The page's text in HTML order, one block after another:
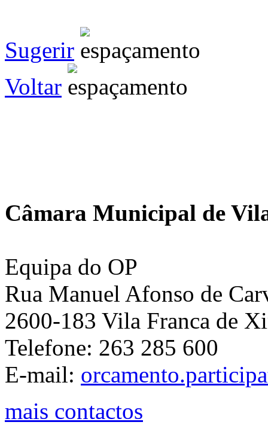
Sugerir
Voltar
Câmara Municipal de
Equipa do OP
Rua Manuel Afonso de
2600-183 Vila Franca de
Telefone: 263 285 600
E-mail:
mais contactos